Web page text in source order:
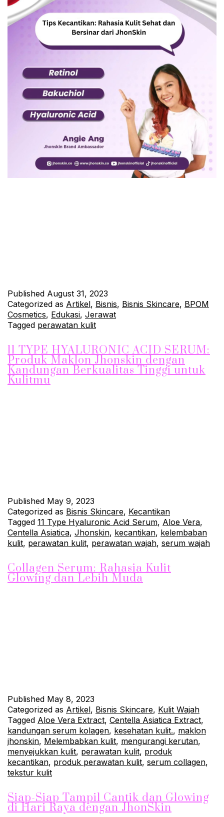
Published August 31, 2023
Categorized as Artikel, Bisnis, Bisnis Skincare, BPOM
Cosmetics, Edukasi, Jerawat
Tagged perawatan kulit
11 TYPE HYALURONIC ACID SERUM:
Produk Maklon Jhonskin dengan
Kandungan Berkualitas Tinggi untuk
Kulitmu
Published May 9, 2023
Categorized as Bisnis Skincare, Kecantikan
Tagged 11 Type Hyaluronic Acid Serum, Aloe Vera,
Centella Asiatica, Jhonskin, kecantikan, kelembaban
kulit, perawatan kulit, perawatan wajah, serum wajah
Collagen Serum: Rahasia Kulit
Glowing dan Lebih Muda
Published May 8, 2023
Categorized as Artikel, Bisnis Skincare, Kulit Wajah
Tagged Aloe Vera Extract, Centella Asiatica Extract,
kandungan serum kolagen, kesehatan kulit., maklon
jhonskin, Melembabkan kulit, mengurangi kerutan,
menyejukkan kulit, perawatan kulit, produk
kecantikan, produk perawatan kulit, serum collagen,
tekstur kulit
Siap-Siap Tampil Cantik dan Glowing
di Hari Raya dengan JhonSkin